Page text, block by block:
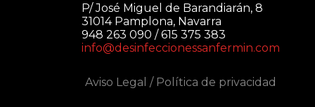
P/ José Miguel de Barandiarán, 8
31014 Pamplona, Navarra
948 263 090 / 615 375 383
info@desinfeccionessanfermin.com
Aviso Legal / Política de privacidad